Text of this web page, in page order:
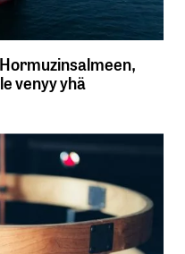
venyy yhä